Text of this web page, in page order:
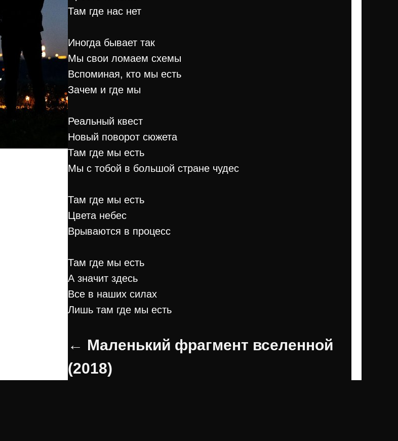
Там где нас нет
Иногда бывает так
Мы свои ломаем схемы
Вспоминая, кто мы есть
Зачем и где мы
Реальный квест
Новый поворот сюжета
Там где мы есть
Мы с тобой в большой стране чудес
Там где мы есть
Цвета небес
Врываются в процесс
Там где мы есть
А значит здесь
Все в наших силах
Лишь там где мы есть
← Маленький фрагмент вселенной
(2018)